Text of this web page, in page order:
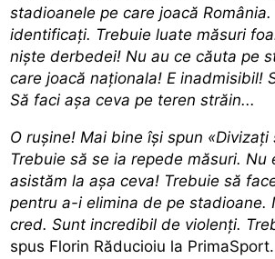
stadioanele pe care joacă România.
identificați. Trebuie luate măsuri
niște derbedei! Nu au ce căuta pe
care joacă naționala! E inadmisibil!
Să faci așa ceva pe teren străin...
O rușine! Mai bine își spun «Divizați
Trebuie să se ia repede măsuri. Nu
asistăm la așa ceva! Trebuie să
pentru a-i elimina de pe stadioane.
cred. Sunt incredibil de violenți.
spus Florin Răducioiu la PrimaSport.